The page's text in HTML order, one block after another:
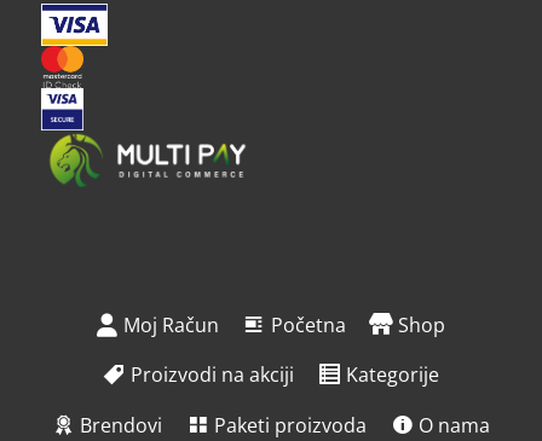
Moj Račun Početna
Shop
Proizvodi na akciji
Kategorije
Brendovi
Paketi proizvoda
O nama